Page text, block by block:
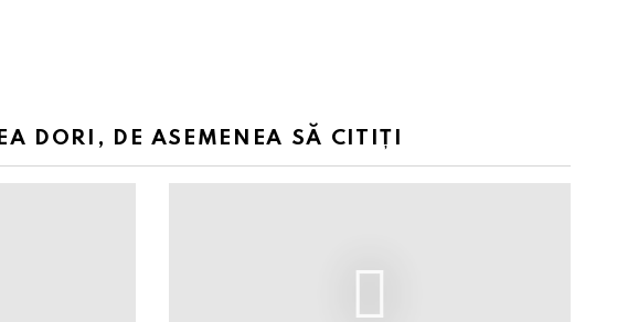
DORI, DE ASEMENEA SĂ CITIȚI